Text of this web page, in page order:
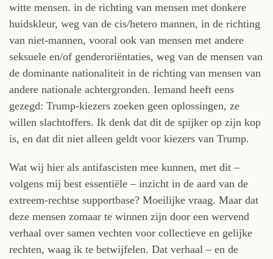
witte mensen. in de richting van mensen met donkere
huidskleur, weg van de cis/hetero mannen, in de richting
van niet-mannen, vooral ook van mensen met andere
seksuele en/of genderoriëntaties, weg van de mensen van
de dominante nationaliteit in de richting van mensen van
andere nationale achtergronden. Iemand heeft eens
gezegd: Trump-kiezers zoeken geen oplossingen, ze
willen slachtoffers. Ik denk dat dit de spijker op zijn kop
is, en dat dit niet alleen geldt voor kiezers van Trump.
Wat wij hier als antifascisten mee kunnen, met dit –
volgens mij best essentiële – inzicht in de aard van de
extreem-rechtse supportbase? Moeilijke vraag. Maar dat
deze mensen zomaar te winnen zijn door een wervend
verhaal over samen vechten voor collectieve en gelijke
rechten, waag ik te betwijfelen. Dat verhaal – en de